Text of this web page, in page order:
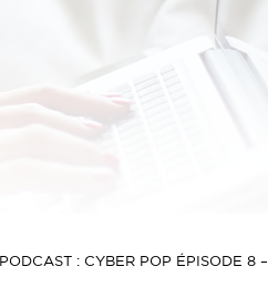
PODCAST : CYBER POP ÉPISODE 8 –